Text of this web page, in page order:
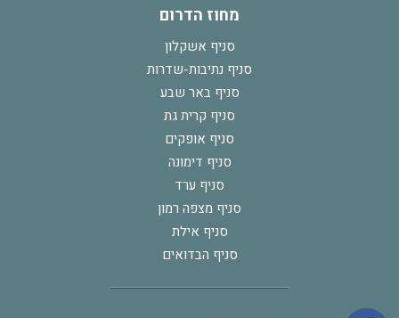
מחוז הדרום
סניף אשקלון
סניף נתיבות-שדרות
סניף באר שבע
סניף קרית גת
סניף אופקים
סניף דימונה
סניף ערד
סניף מצפה רמון
סניף אילת
סניף הבדואים